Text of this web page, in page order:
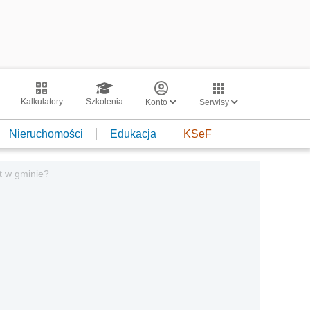
Kalkulatory Szkolenia Konto Serwisy
Nieruchomości Edukacja KSeF
w gminie?